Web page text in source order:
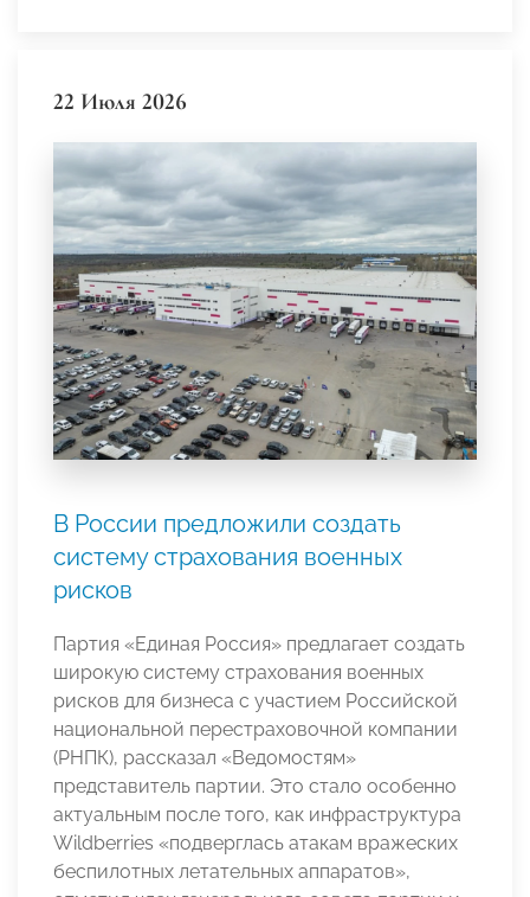
22 Июля 2026
В России предложили создать
систему страхования военных
рисков
Партия «Единая Россия» предлагает создать
широкую систему страхования военных
рисков для бизнеса с участием Российской
национальной перестраховочной компании
(РНПК), рассказал «Ведомостям»
представитель партии. Это стало особенно
актуальным после того, как инфраструктура
Wildberries «подверглась атакам вражеских
беспилотных летательных аппаратов»,